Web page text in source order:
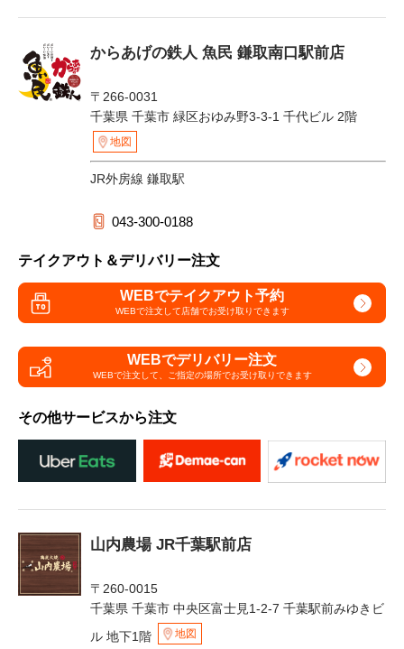
からあげの鉄人 魚民 鎌取南口駅前店
〒266-0031
千葉県 千葉市 緑区おゆみ野3-3-1 千代ビル 2階
地図
JR外房線 鎌取駅
043-300-0188
テイクアウト＆デリバリー注文
WEBでテイクアウト予約
WEBで注文して店舗でお受け取りできます
WEBでデリバリー注文
WEBで注文して、 ご指定の場所でお受け取りできます
その他サービスから注文
山内農場 JR千葉駅前店
〒260-0015
千葉県 千葉市 中央区富士見1-2-7 千葉駅前みゆきビ
ル 地下1階
地図